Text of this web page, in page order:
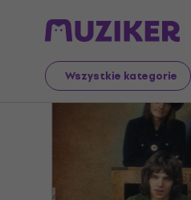
Wszystkie kategorie
Płyty długogrające i CD